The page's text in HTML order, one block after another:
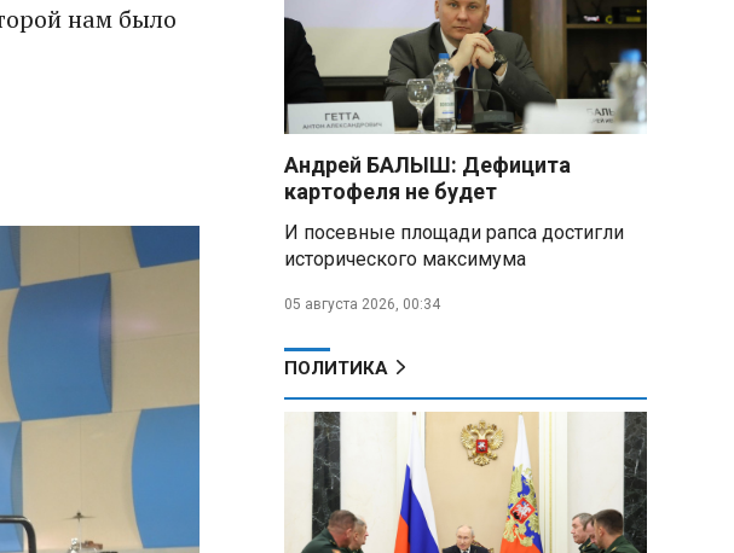
нам было
Александр Лукашенко о
работе Белкоопсоюза: «Если это
так, это жуть»
самых популярных зарубежных
городов у российских туристов
Минобороны РФ: при
освобождении Анискино ВСУ
военных сдалась в плен
Александр Лукашенко:
Россияне «услышали батьку» и
скупают пустующие дома в
белорусских деревнях
Алесандр Лукашенко назвал
работу сельской торговли
«неудовлетворительной» и
Андрей БАЛЫШ: Дефицита
картофеля не будет
И посевные площади рапса достигли
исторического максимума
05 августа 2026, 00:34
ПОЛИТИКА